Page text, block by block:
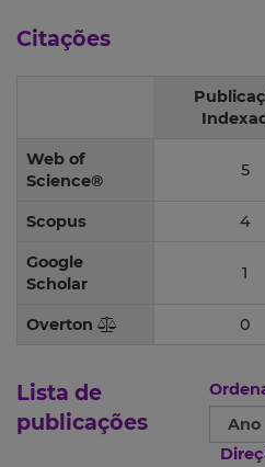
Citações
Web of
Science®
5
Scopus 4
Google
Scholar
1
Overton 0
Lista de
publicações